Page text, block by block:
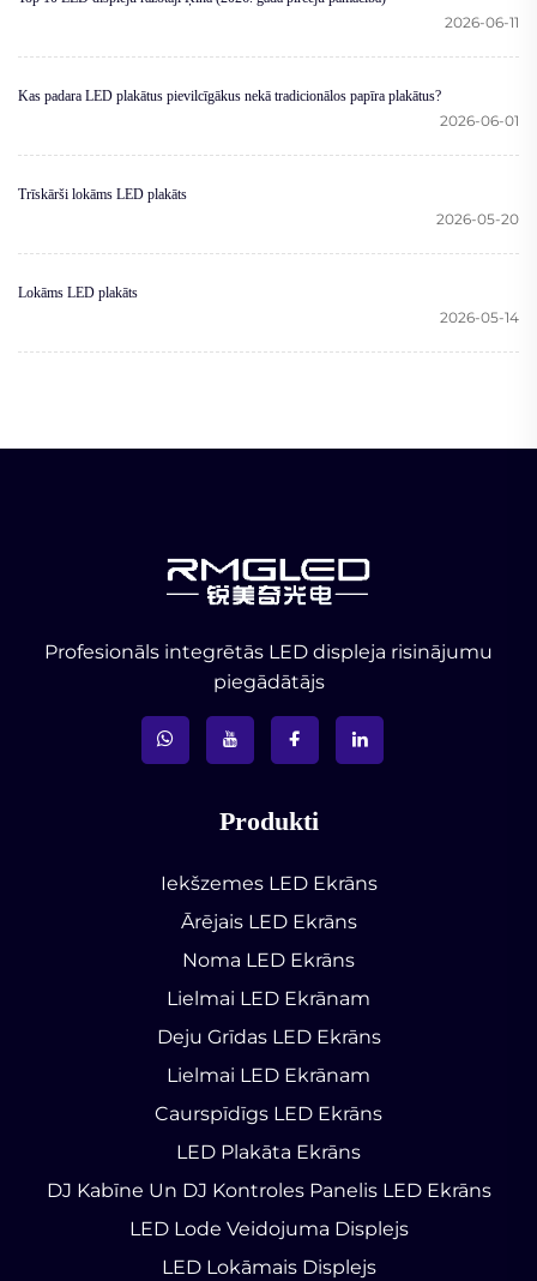
2026-06-11
Kas padara LED plakātus pievilcīgākus nekā tradicionālos papīra plakātus?
2026-06-01
Trīskārši lokāms LED plakāts
2026-05-20
Lokāms LED plakāts
2026-05-14
Profesionāls integrētās LED displeja risinājumu
piegādātājs
Produkti
Iekšzemes LED Ekrāns
Ārējais LED Ekrāns
Noma LED Ekrāns
Lielmai LED Ekrānam
Deju Grīdas LED Ekrāns
Lielmai LED Ekrānam
Caurspīdīgs LED Ekrāns
LED Plakāta Ekrāns
DJ Kabīne Un DJ Kontroles Panelis LED Ekrāns
LED Lode Veidojuma Displejs
LED Lokāmais Displejs